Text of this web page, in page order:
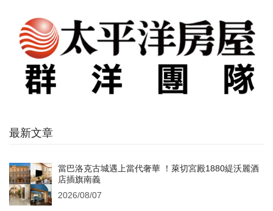
最新文章
當巴洛克古城遇上當代奢華 ！萊切宮殿1880緹沃麗酒
店插旗南義
2026/08/07